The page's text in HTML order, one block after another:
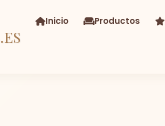
.ES
Inicio Productos